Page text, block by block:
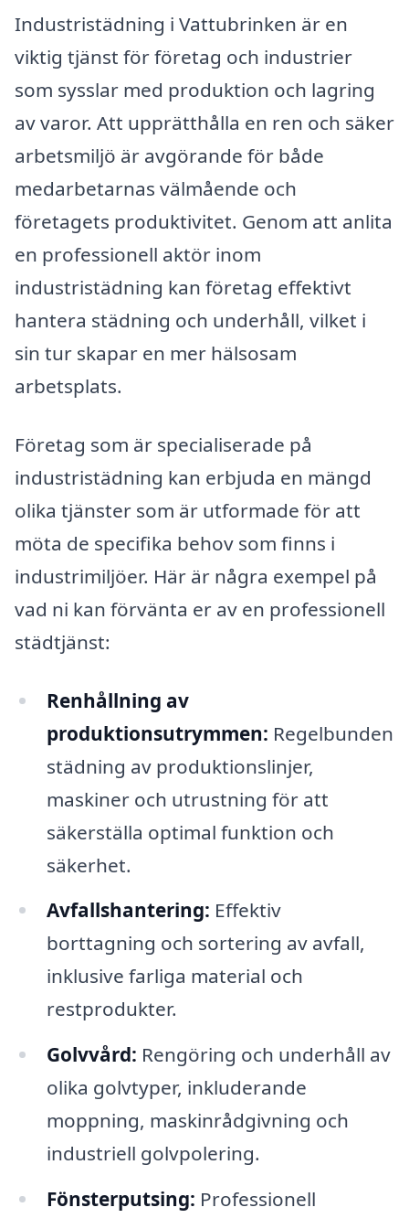
Industristädning i Vattubrinken är en
viktig tjänst för företag och industrier
som sysslar med produktion och lagring
av varor. Att upprätthålla en ren och säker
arbetsmiljö är avgörande för både
medarbetarnas välmående och
företagets produktivitet. Genom att anlita
en professionell aktör inom
industristädning kan företag effektivt
hantera städning och underhåll, vilket i
sin tur skapar en mer hälsosam
arbetsplats.
Företag som är specialiserade på
industristädning kan erbjuda en mängd
olika tjänster som är utformade för att
möta de specifika behov som finns i
industrimiljöer. Här är några exempel på
vad ni kan förvänta er av en professionell
städtjänst:
Renhållning av
produktionsutrymmen: Regelbunden
städning av produktionslinjer,
maskiner och utrustning för att
säkerställa optimal funktion och
säkerhet.
Avfallshantering: Effektiv
borttagning och sortering av avfall,
inklusive farliga material och
restprodukter.
Golvvård: Rengöring och underhåll av
olika golvtyper, inkluderande
moppning, maskinrådgivning och
industriell golvpolering.
Fönsterputsing: Professionell